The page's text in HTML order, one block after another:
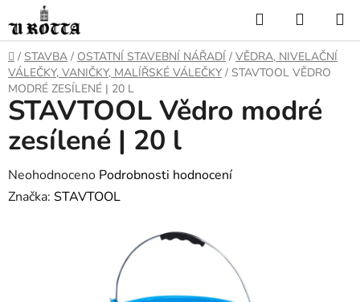
na
obsah
Hledat
KOŠÍK
DOMŮ
/ STAVBA / OSTATNÍ STAVEBNÍ NÁŘADÍ / VĚDRA, NIVELAČNÍ
VÁLEČKY, VANIČKY, MALÍŘSKÉ VÁLEČKY / STAVTOOL VĚDRO
MODRÉ ZESÍLENÉ | 20 L
STAVTOOL Vědro modré
zesílené | 20 l
Průměrné
hodnocení
Neohodnoceno Podrobnosti hodnocení
Značka: STAVTOOL